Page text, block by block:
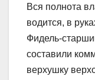
Вся полнота
водится, в
Фидель-
составили
верхушку